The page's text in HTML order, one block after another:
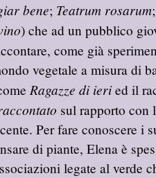
bene; Teatrum rosarum;
) che ad un pubblico
come già
vegetale a misura di
Ragazze di ieried il
sul rapporto con
Per fare conoscere i
di piante, Elena è
legate al verde